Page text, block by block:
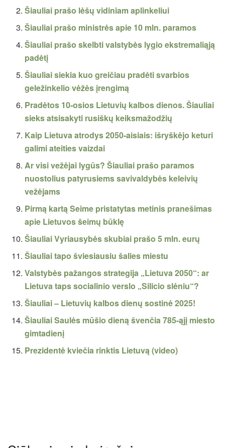
Šiauliai prašo lėšų vidiniam aplinkeliui
Šiauliai prašo ministrės apie 10 mln. paramos
Šiauliai prašo skelbti valstybės lygio ekstremaliąją
padėtį
Šiauliai siekia kuo greičiau pradėti svarbios
geležinkelio vėžės įrengimą
Pradėtos 10-osios Lietuvių kalbos dienos. Šiauliai
sieks atsisakyti rusiškų keiksmažodžių
Kaip Lietuva atrodys 2050-aisiais: išryškėjo keturi
galimi ateities vaizdai
Ar visi vežėjai lygūs? Šiauliai prašo paramos
nuostolius patyrusiems savivaldybės keleivių
vežėjams
Pirmą kartą Seime pristatytas metinis pranešimas
apie Lietuvos šeimų būklę
Šiauliai Vyriausybės skubiai prašo 5 mln. eurų
Šiauliai tapo šviesiausiu šalies miestu
Valstybės pažangos strategija „Lietuva 2050“: ar
Lietuva taps socialinio verslo „Silicio slėniu“?
Šiauliai – Lietuvių kalbos dienų sostinė 2025!
Šiauliai Saulės mūšio dieną švenčia 785-ąjį miesto
gimtadienį
Prezidentė kviečia rinktis Lietuvą (video)